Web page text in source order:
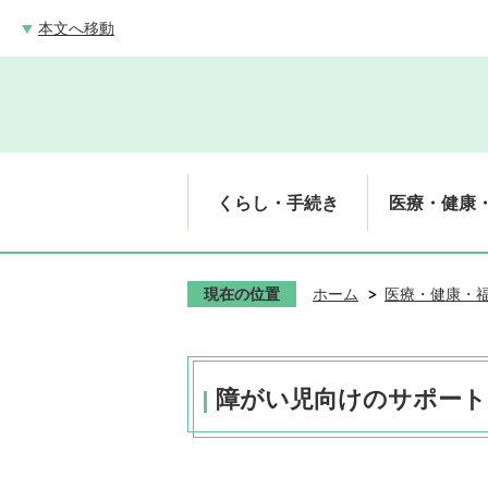
本文へ移動
くらし・手続き 医療・健康
現在の位置 ホーム 医療・健康・
障がい児向けのサポート